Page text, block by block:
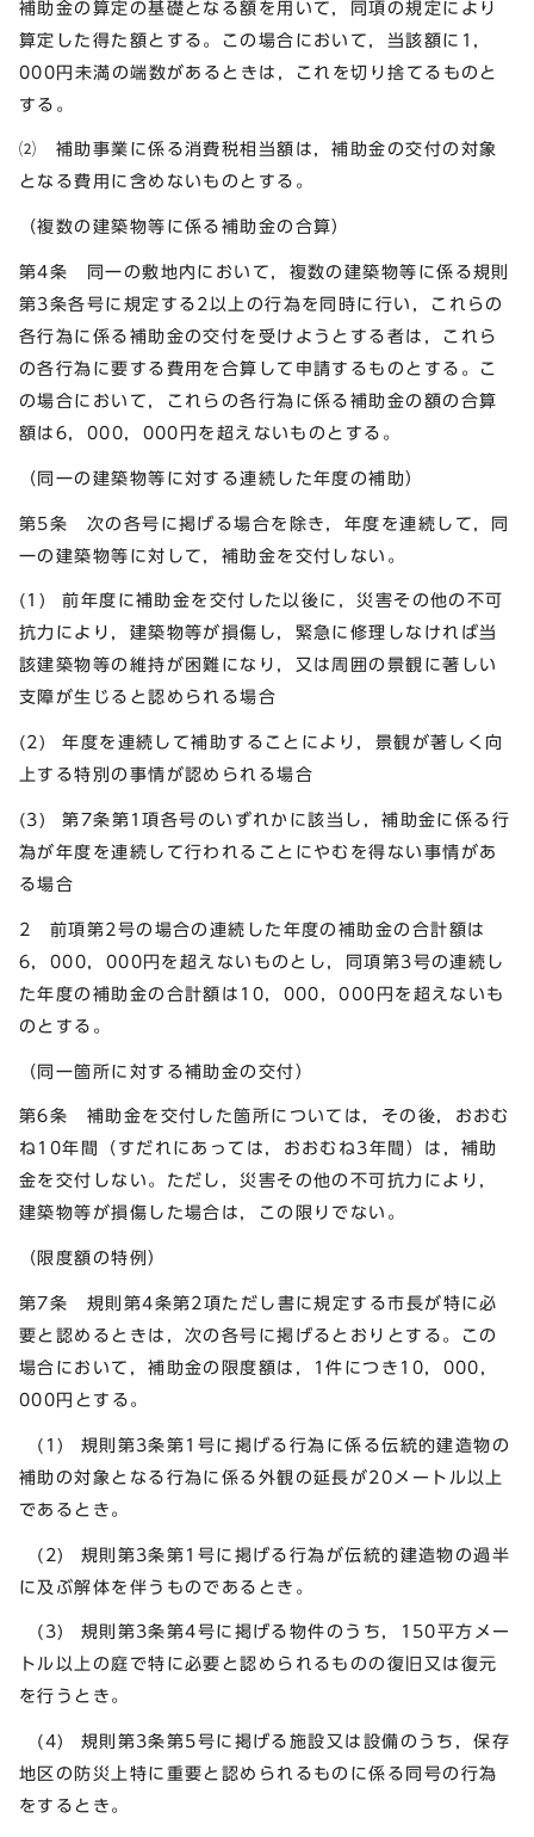
補助金の算定の基礎となる額を用いて，同項の規定により
算定した得た額とする。この場合において，当該額に1，
000円未満の端数があるときは，これを切り捨てるものと
する。
⑵ 補助事業に係る消費税相当額は，補助金の交付の対象
となる費用に含めないものとする。
（複数の建築物等に係る補助金の合算）
第4条 同一の敷地内において，複数の建築物等に係る規則
第3条各号に規定する2以上の行為を同時に行い，これらの
各行為に係る補助金の交付を受けようとする者は，これら
の各行為に要する費用を合算して申請するものとする。こ
の場合において，これらの各行為に係る補助金の額の合算
額は6，000，000円を超えないものとする。
（同一の建築物等に対する連続した年度の補助）
第5条 次の各号に掲げる場合を除き，年度を連続して，同
一の建築物等に対して，補助金を交付しない。
(1) 前年度に補助金を交付した以後に，災害その他の不可
抗力により，建築物等が損傷し，緊急に修理しなければ当
該建築物等の維持が困難になり，又は周囲の景観に著しい
支障が生じると認められる場合
(2) 年度を連続して補助することにより，景観が著しく向
上する特別の事情が認められる場合
(3) 第7条第1項各号のいずれかに該当し，補助金に係る行
為が年度を連続して行われることにやむを得ない事情があ
る場合
2 前項第2号の場合の連続した年度の補助金の合計額は
6，000，000円を超えないものとし，同項第3号の連続し
た年度の補助金の合計額は10，000，000円を超えないも
のとする。
（同一箇所に対する補助金の交付）
第6条 補助金を交付した箇所については，その後，おおむ
ね10年間（すだれにあっては，おおむね3年間）は，補助
金を交付しない。ただし，災害その他の不可抗力により，
建築物等が損傷した場合は，この限りでない。
（限度額の特例）
第7条 規則第4条第2項ただし書に規定する市長が特に必
要と認めるときは，次の各号に掲げるとおりとする。この
場合において，補助金の限度額は，1件につき10，000，
000円とする。
(1) 規則第3条第1号に掲げる行為に係る伝統的建造物の
補助の対象となる行為に係る外観の延長が20メートル以上
であるとき。
(2) 規則第3条第1号に掲げる行為が伝統的建造物の過半
に及ぶ解体を伴うものであるとき。
(3) 規則第3条第4号に掲げる物件のうち，150平方メー
トル以上の庭で特に必要と認められるものの復旧又は復元
を行うとき。
(4) 規則第3条第5号に掲げる施設又は設備のうち，保存
地区の防災上特に重要と認められるものに係る同号の行為
をするとき。